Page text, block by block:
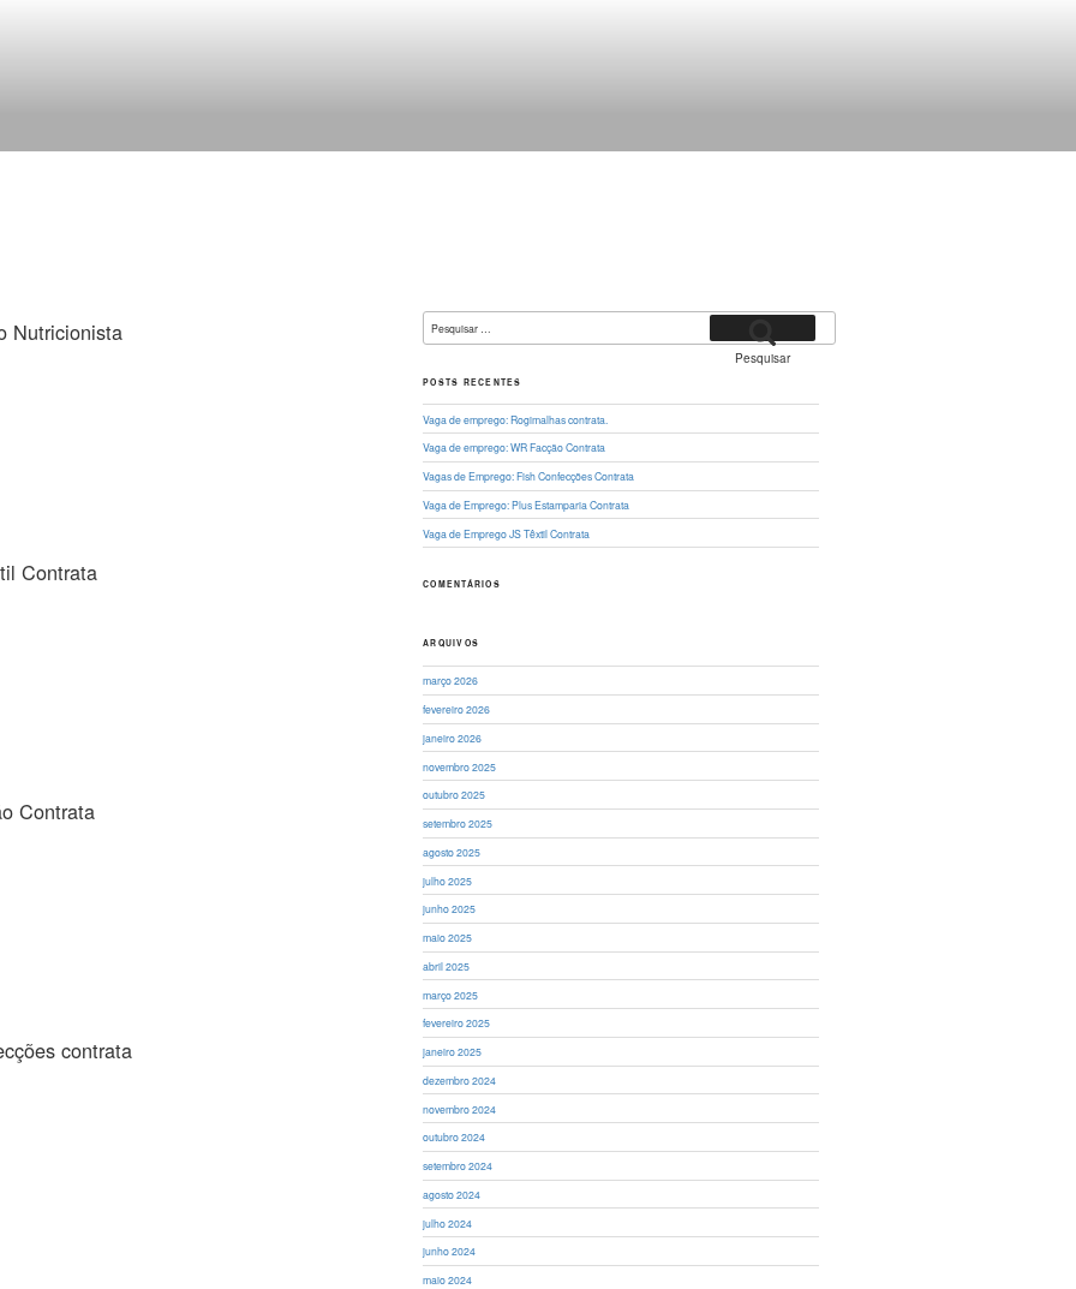
Nutricionista
Contrata
Contrata
contrata
Pesquisar
por:
Pesquisar
POSTS RECENTES
Vaga de emprego: Rogimalhas contrata.
Vaga de emprego: WR Facção Contrata
Vagas de Emprego: Fish Confecções Contrata
Vaga de Emprego: Plus Estamparia Contrata
Vaga de Emprego JS Têxtil Contrata
COMENTÁRIOS
ARQUIVOS
março 2026
fevereiro 2026
janeiro 2026
novembro 2025
outubro 2025
setembro 2025
agosto 2025
julho 2025
junho 2025
maio 2025
abril 2025
março 2025
fevereiro 2025
janeiro 2025
dezembro 2024
novembro 2024
outubro 2024
setembro 2024
agosto 2024
julho 2024
junho 2024
maio 2024